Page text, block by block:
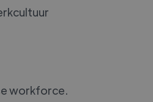
workforce.